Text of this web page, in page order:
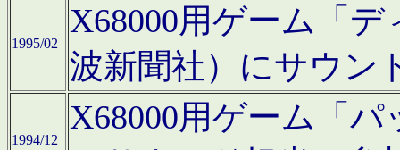
1995/02
X68000用ゲーム「
波新聞社）にサウン
1994/12
X68000用ゲーム「